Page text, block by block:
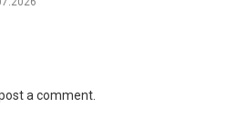
a comment.